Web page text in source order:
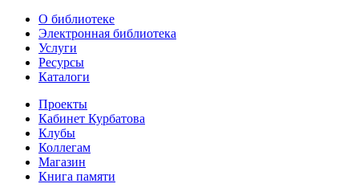
О библиотеке
Электронная библиотека
Услуги
Ресурсы
Каталоги
Проекты
Кабинет Курбатова
Клубы
Коллегам
Магазин
Книга памяти